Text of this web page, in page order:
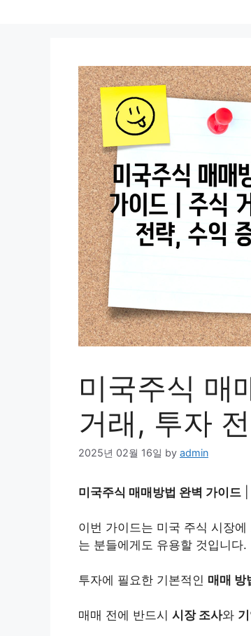
미국주식 매
거래, 투자
2025년 02월 16일 by admin
미국주식 매매방법 완벽 가이드
이번 가이드는 미국 주식 시장
는 분들에게도 유용할 것입니다.
투자에 필요한 기본적인 매매 방
매매 전에 반드시 시장 조사와